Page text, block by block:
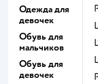
Одежда для
девочек
Обувь для
мальчиков
Обувь для
девочек